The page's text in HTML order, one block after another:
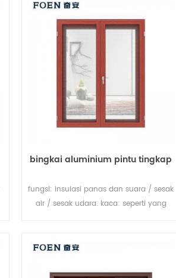
bingkai aluminium pintu tingkap
fungsi: insulasi panas dan suara / sesak
air / sesak udara. kaca: seperti yang